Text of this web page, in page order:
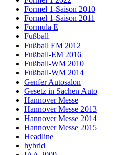
Formel 1-Saison 2010
Formel 1-Saison 2011
Formula E
Fußball
Fußball EM 2012
Fußball-EM 2016
Fußball-WM 2010
Fußball-WM 2014
Genfer Autosalon
Gesetz in Sachen Auto
Hannover Messe
Hannover Messe 2013
Hannover Messe 2014
Hannover Messe 2015
Headline
hybrid